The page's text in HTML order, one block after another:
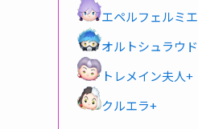
エペルフェルミエ
オルトシュラウド
トレメイン夫人+
クルエラ+